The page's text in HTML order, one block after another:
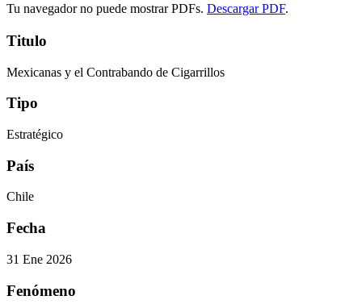
Tu navegador no puede mostrar PDFs. Descargar PDF.
Titulo
Mexicanas y el Contrabando de Cigarrillos
Tipo
Estratégico
País
Chile
Fecha
31 Ene 2026
Fenómeno